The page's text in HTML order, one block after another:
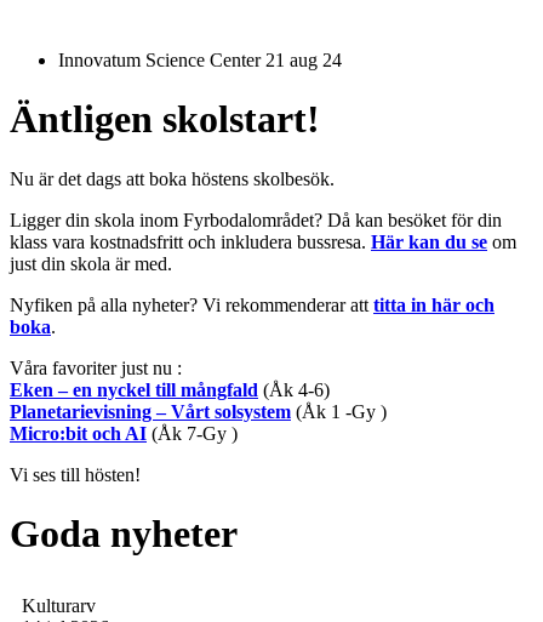
Innovatum Science Center 21 aug 24
Äntligen skolstart!
Nu är det dags att boka höstens skolbesök.
Ligger din skola inom Fyrbodalområdet? Då kan besöket för din
klass vara kostnadsfritt och inkludera bussresa. Här kan du se om
just din skola är med.
Nyfiken på alla nyheter? Vi rekommenderar att titta in här och
boka.
Våra favoriter just nu :
Eken – en nyckel till mångfald (Åk 4-6)
Planetarievisning – Vårt solsystem (Åk 1 -Gy )
Micro:bit och AI (Åk 7-Gy )
Vi ses till hösten!
Goda nyheter
Kulturarv